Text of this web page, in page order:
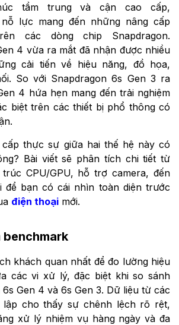
tầm trung và cận cao cấp,
lực mang đến những nâng cấp
các dòng chip Snapdragon.
4 vừa ra mắt đã nhận được nhiều
cải tiến về hiệu năng, đồ họa,
So với Snapdragon 6s Gen 3 ra
4 hứa hẹn mang đến trải nghiệm
biệt trên các thiết bị phổ thông có
cấp thực sự giữa hai thế hệ này có
Bài viết sẽ phân tích chi tiết từ
CPU/GPU, hỗ trợ camera, đến
để bạn có cái nhìn toàn diện trước
điện thoại mới.
benchmark
khách quan nhất để đo lường hiệu
các vi xử lý, đặc biệt khi so sánh
Gen 4 và 6s Gen 3. Dữ liệu từ các
lập cho thấy sự chênh lệch rõ rệt,
xử lý nhiệm vụ hàng ngày và đa